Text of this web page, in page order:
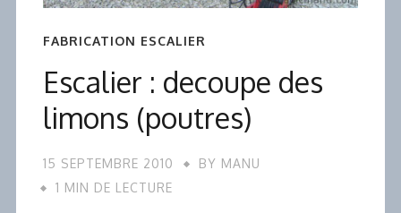
FABRICATION ESCALIER
Escalier : decoupe des
limons (poutres)
15 SEPTEMBRE 2010 BY MANU
1 MIN DE LECTURE